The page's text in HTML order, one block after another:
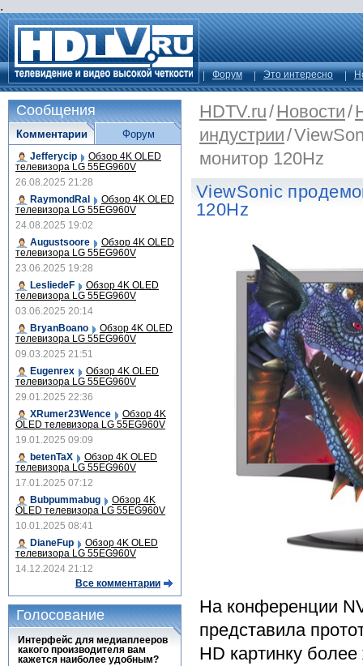
.
Форум Это интересно
HDTV.ru/Новости/
индустрии/
монитор 120Hz
ViewSonic
120Hz
На конференции
представила
HD картинку
Сообщения
Комментарии
Jefferycip Обзор 4K OLED
телевизора LG 55EG960V
26.08.2025 21:28
RaymondRal
Обзор 4K OLED
телевизора LG 55EG960V
24.08.2025 19:02
Augustsoore
Обзор 4K OLED
телевизора LG 55EG960V
23.06.2025 19:28
LesliedeF
Обзор 4K OLED
телевизора LG 55EG960V
03.06.2025 20:14
BryanBoano
Обзор 4K OLED
телевизора LG 55EG960V
09.03.2025 21:51
Eugenrex
Обзор 4K OLED
телевизора LG 55EG960V
29.01.2025 22:36
XRumer23Wence
Обзор 4K
OLED телевизора LG 55EG960V
19.01.2025 09:09
betenTaX
Обзор 4K OLED
телевизора LG 55EG960V
17.01.2025 07:12
Bubpummabug
Обзор 4K
OLED телевизора LG 55EG960V
10.01.2025 08:41
DianeFup
Обзор 4K OLED
телевизора LG 55EG960V
14.12.2024 21:12
Все комментарии
Форум
Голосование
Интерфейс для медиаплееров
какого производителя вам
кажется наиболее удобным?